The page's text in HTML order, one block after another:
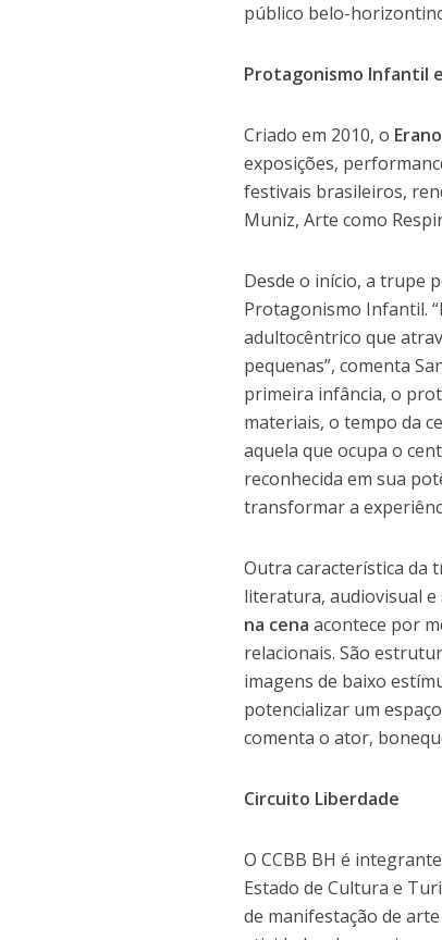
público belo-
Protagonismo Infantil
Criado em 2010, o
exposições,
festivais brasileiros,
Muniz, Arte como
Desde o início, a trupe
Protagonismo Infantil.
adultocêntrico que
pequenas”, comenta
primeira infância, o
materiais, o tempo da
aquela que ocupa o
reconhecida em sua
transformar a
Outra característica da
literatura, audiovisual e
na cena acontece por
relacionais. São
imagens de baixo
potencializar um
comenta o ator,
Circuito Liberdade
O CCBB BH é
Estado de Cultura e
de manifestação de